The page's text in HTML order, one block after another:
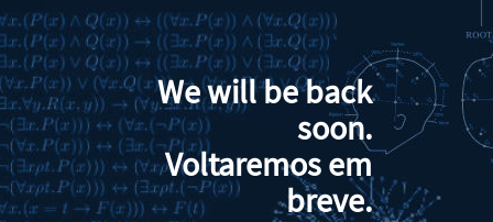
We will be back
soon.
Voltaremos em
breve.